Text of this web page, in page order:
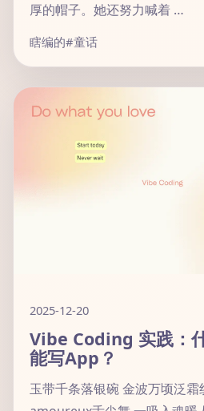
厚的帽子。她还努力喊着 …
瞎编的#童话
2025-12-20
Vibe Coding 实践：
能写App？
玉带千条落银碗 金波万顷泛